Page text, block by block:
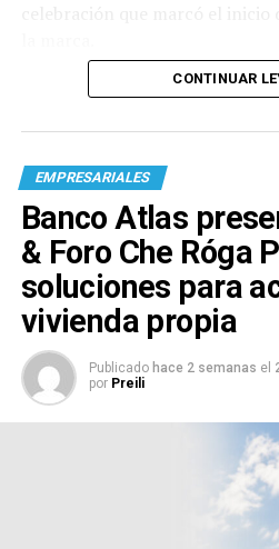
CONTINUAR
EMPRESARIALES
Banco Atlas
& Foro Che Róga
soluciones para
vivienda propia
Publicado hace 2 semanas el
por Preili